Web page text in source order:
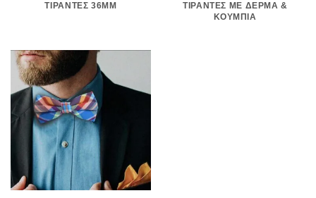
ΤΙΡΆΝΤΕΣ 36MM
ΤΙΡΆΝΤΕΣ ΜΕ ΔΈΡΜΑ &
ΚΟΥΜΠΙΆ